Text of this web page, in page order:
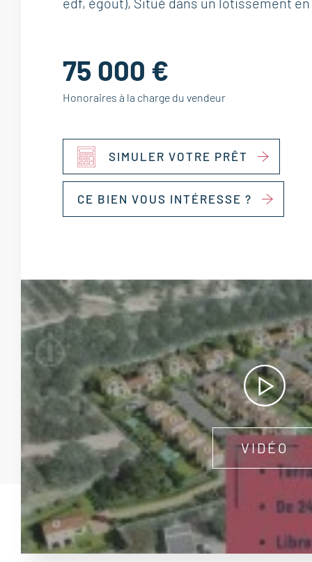
75 000 €
Honoraires à la charge du vendeur
SIMULER VOTRE PRÊT
CE BIEN VOUS INTÉRESSE ?
VIDÉO